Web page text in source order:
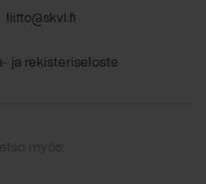
liitto@skvl.fi
ja rekisteriseloste
myös: